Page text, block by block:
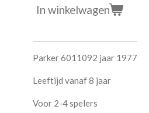
In winkelwagen
Parker 6011092 jaar 1977
Leeftijd vanaf 8 jaar
Voor 2-4 spelers